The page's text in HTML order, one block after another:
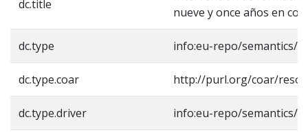
dc.title
nueve y once años en
dc.type info:eu-repo/semantics/
dc.type.coar http://purl.org/coar/
dc.type.driver info:eu-repo/semantics/